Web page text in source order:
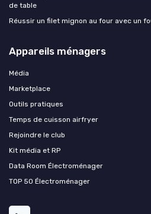
de table
Réussir un filet mignon au four avec un
Appareils ménagers
Média
Marketplace
Outils pratiques
Temps de cuisson airfryer
Rejoindre le club
Kit média et RP
Data Room Électroménager
TOP 50 Électroménager